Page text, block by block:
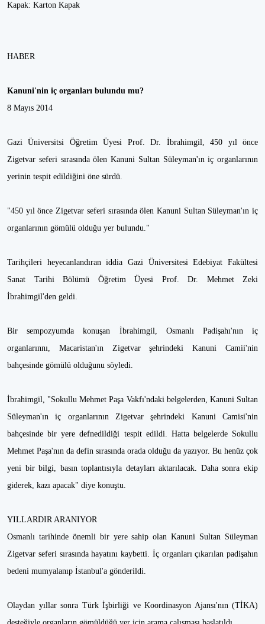
Kapak: Karton Kapak
HABER
Kanuni'nin iç organları bulundu mu?
8 Mayıs 2014
Gazi Üniversitsi Öğretim Üyesi Prof. Dr. İbrahimgil, 450 yıl önce
Zigetvar seferi sırasında ölen Kanuni Sultan Süleyman'ın iç organlarının
yerinin tespit edildiğini öne sürdü.
"450 yıl önce Zigetvar seferi sırasında ölen Kanuni Sultan Süleyman'ın iç
organlarının gömülü olduğu yer bulundu."
Tarihçileri heyecanlandıran iddia Gazi Üniversitesi Edebiyat Fakültesi
Sanat Tarihi Bölümü Öğretim Üyesi Prof. Dr. Mehmet Zeki
İbrahimgil'den geldi.
Bir sempozyumda konuşan İbrahimgil, Osmanlı Padişahı'nın iç
organlarınnı, Macaristan'ın Zigetvar şehrindeki Kanuni Camii'nin
bahçesinde gömülü olduğunu söyledi.
İbrahimgil, "Sokullu Mehmet Paşa Vakfı'ndaki belgelerden, Kanuni Sultan
Süleyman'ın iç organlarının Zigetvar şehrindeki Kanuni Camisi'nin
bahçesinde bir yere defnedildiği tespit edildi. Hatta belgelerde Sokullu
Mehmet Paşa'nın da defin sırasında orada olduğu da yazıyor. Bu henüz çok
yeni bir bilgi, basın toplantısıyla detayları aktarılacak. Daha sonra ekip
giderek, kazı apacak" diye konuştu.
YILLARDIR ARANIYOR
Osmanlı tarihinde önemli bir yere sahip olan Kanuni Sultan Süleyman
Zigetvar seferi sırasında hayatını kaybetti. İç organları çıkarılan padişahın
bedeni mumyalanıp İstanbul'a gönderildi.
Olaydan yıllar sonra Türk İşbirliği ve Koordinasyon Ajansı'nın (TİKA)